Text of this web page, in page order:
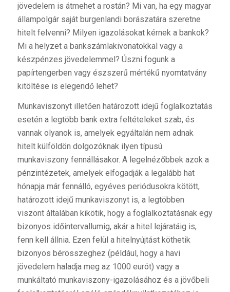
jövedelem is átmehet a rostán? Mi van, ha egy magyar
állampolgár saját burgenlandi borászatára szeretne
hitelt felvenni? Milyen igazolásokat kérnek a bankok?
Mi a helyzet a bankszámlakivonatokkal vagy a
készpénzes jövedelemmel? Úszni fogunk a
papírtengerben vagy észszerű mértékű nyomtatvány
kitöltése is elegendő lehet?
Munkaviszonyt illetően határozott idejű foglalkoztatás
esetén a legtöbb bank extra feltételeket szab, és
vannak olyanok is, amelyek egyáltalán nem adnak
hitelt külföldön dolgozóknak ilyen típusú
munkaviszony fennállásakor. A legelnézőbbek azok a
pénzintézetek, amelyek elfogadják a legalább hat
hónapja már fennálló, egyéves periódusokra kötött,
határozott idejű munkaviszonyt is, a legtöbben
viszont általában kikötik, hogy a foglalkoztatásnak egy
bizonyos időintervallumig, akár a hitel lejáratáig is,
fenn kell állnia. Ezen felül a hitelnyújtást köthetik
bizonyos bérösszeghez (például, hogy a havi
jövedelem haladja meg az 1000 eurót) vagy a
munkáltató munkaviszony-igazolásához és a jövőbeli